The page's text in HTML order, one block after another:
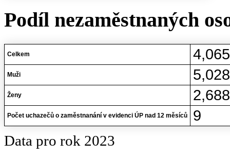
Podíl nezaměstnaných
Celkem
Muži
Ženy
Počet uchazečů o zaměstnanání v evidenci ÚP nad 12 měsíců
9
Data pro rok 2023